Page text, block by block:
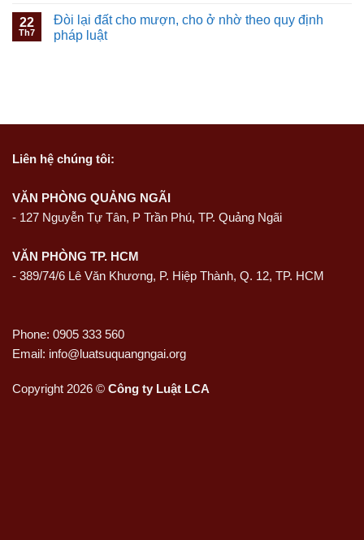
22
Th7
Đòi lại đất cho mượn, cho ở nhờ theo quy định
pháp luật
Liên hệ chúng tôi:
VĂN PHÒNG QUẢNG NGÃI
- 127 Nguyễn Tự Tân, P Trần Phú, TP. Quảng Ngãi
VĂN PHÒNG TP. HCM
- 389/74/6 Lê Văn Khương, P. Hiệp Thành, Q. 12, TP. HCM
Phone: 0905 333 560
Email: info@luatsuquangngai.org
Copyright 2026 © Công ty Luật LCA